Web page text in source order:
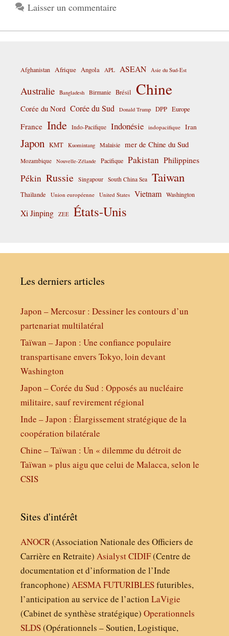
Laisser un commentaire
Afghanistan Afrique Angola APL ASEAN Asie du Sud-Est
Australie Bangladesh Birmanie Brésil Chine
Corée du Nord Corée du Sud Donald Trump DPP Europe
France Inde Indo-Pacifique Indonésie indopacifique Iran
Japon KMT Kuomintang Malaisie mer de Chine du Sud
Mozambique Nouvelle-Zélande Pacifique Pakistan Philippines
Pékin Russie Singapour South China Sea Taiwan
Thaïlande Union européenne United States Vietnam Washington
Xi Jinping ZEE États-Unis
Les derniers articles
Japon – Mercosur : Dessiner les contours d’un
partenariat multilatéral
Taïwan – Japon : Une confiance populaire
transpartisane envers Tokyo, loin devant
Washington
Japon – Corée du Sud : Opposés au nucléaire
militaire, sauf revirement régional
Inde – Japon : Élargissement stratégique de la
coopération bilatérale
Chine – Taïwan : Un « dilemme du détroit de
Taïwan » plus aigu que celui de Malacca, selon le
CSIS
Sites d'intérêt
ANOCR(Association Nationale des Officiers de
Carrière en Retraite) AsialystCIDIF(Centre de
documentation et d’information de l’Inde
francophone) AESMAFUTURIBLESfuturibles,
l’anticipation au service de l’action LaVigie
(Cabinet de synthèse stratégique) Operationnels
SLDS(Opérationnels – Soutien, Logistique,